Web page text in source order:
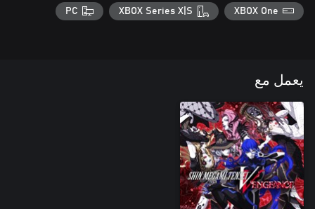
XBOX One
XBOX Series X|S
PC
يعمل مع